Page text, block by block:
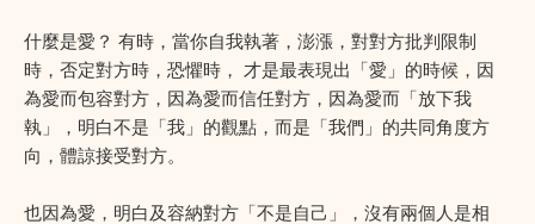
什麼是愛？ 有時，當你自我執著，澎漲，對對方批判限制
時，否定對方時，恐懼時， 才是最表現出「愛」的時候，因
為愛而包容對方，因為愛而信任對方，因為愛而「放下我
執」，明白不是「我」的觀點，而是「我們」的共同角度方
向，體諒接受對方。
也因為愛，明白及容納對方「不是自己」，沒有兩個人是相